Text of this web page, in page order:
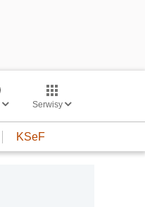
Serwisy
KSeF